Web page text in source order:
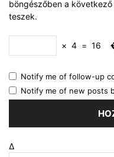
böngészőben a
teszek.
× 4 = 16
Notify me of follow-up
Notify me of new posts
Δ